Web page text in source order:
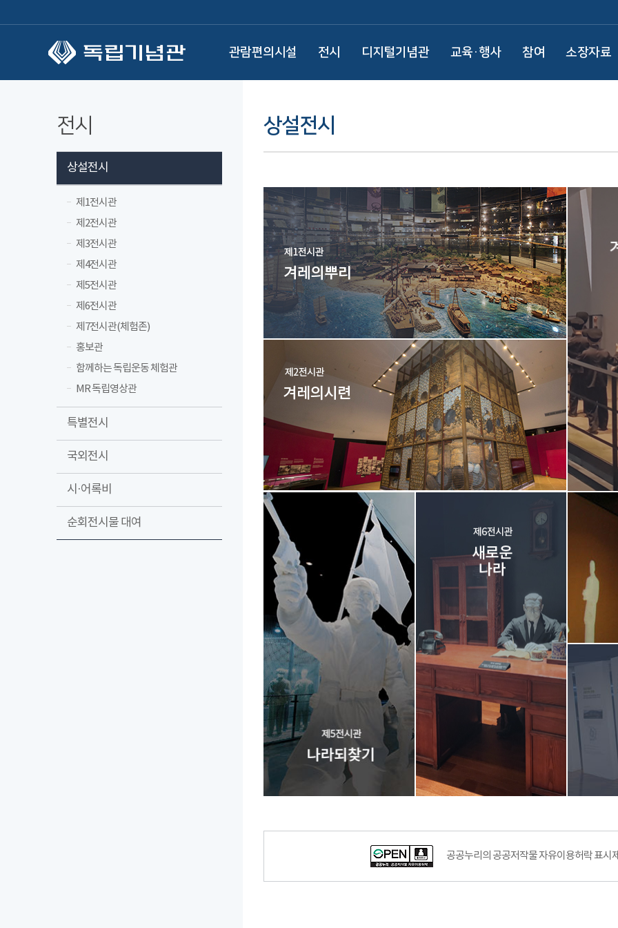
관람편의시설 전시 디지털기념관 교육·행사 참여 소장자료
전시
상설전시
제1전시관
제2전시관
제3전시관
제4전시관
제5전시관
제6전시관
제7전시관(체험존)
홍보관
함께하는 독립운동 체험관
MR 독립영상관
특별전시
국외전시
시·어록비
순회전시물 대여
상설전시
공공누리의 공공저작물 자유이용허락 표시